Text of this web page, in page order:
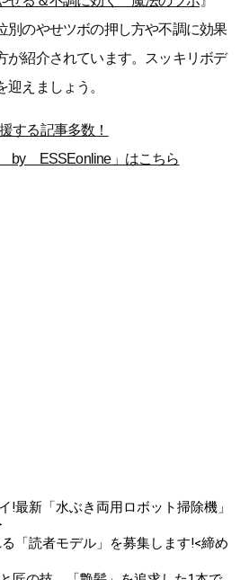
別のやせツボの押し方や不調に効果
が紹介されています。スッキリボデ
迎えましょう。
する記事多数！
by ESSEonline」はこちら
!最新「水ぶき両用ロボット掃除機」
「読者モデル」を募集します!<締め